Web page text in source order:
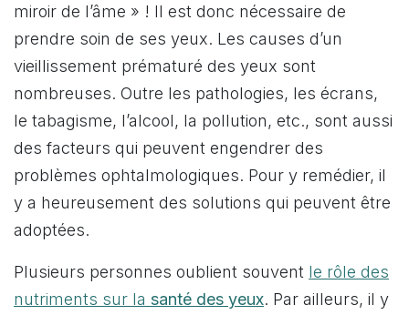
miroir de l’âme » ! Il est donc nécessaire de
prendre soin de ses yeux. Les causes d’un
vieillissement prématuré des yeux sont
nombreuses. Outre les pathologies, les écrans,
le tabagisme, l’alcool, la pollution, etc., sont aussi
des facteurs qui peuvent engendrer des
problèmes ophtalmologiques. Pour y remédier, il
y a heureusement des solutions qui peuvent être
adoptées.
Plusieurs personnes oublient souvent le rôle des
nutriments sur la santé des yeux. Par ailleurs, il y